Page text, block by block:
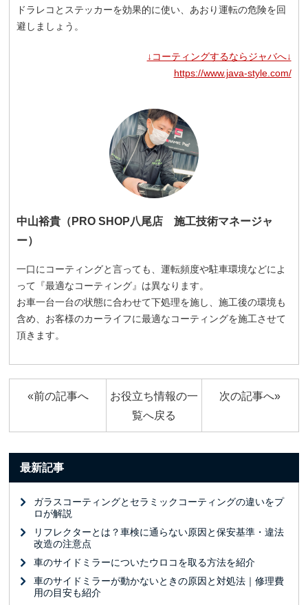
ドラレコとステッカーを効果的に使い、あおり運転の危険を回
避しましょう。
↓コーティングするならジャバへ↓
https://www.java-style.com/
中山裕貴（PRO SHOP八尾店 施工技術マネージャ
ー）
一口にコーティングと言っても、運転頻度や駐車環境などによ
って『最適なコーティング』は異なります。
お車一台一台の状態に合わせて下処理を施し、施工後の環境も
含め、お客様のカーライフに最適なコーティングを施工させて
頂きます。
«前の記事へ 次の記事へ»
お役立ち情報の一
覧へ戻る
最新記事
ガラスコーティングとセラミックコーティングの違いをプ
ロが解説
リフレクターとは？車検に通らない原因と保安基準・違法
改造の注意点
車のサイドミラーについたウロコを取る方法を紹介
車のサイドミラーが動かないときの原因と対処法｜修理費
用の目安も紹介